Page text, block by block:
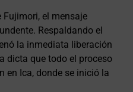
Fujimori, el mensaje
Respaldando el
la inmediata liberación
dicta que todo el proceso
en Ica, donde se inició la